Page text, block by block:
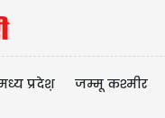
प्रदेश़ जम्मू कश्मीर